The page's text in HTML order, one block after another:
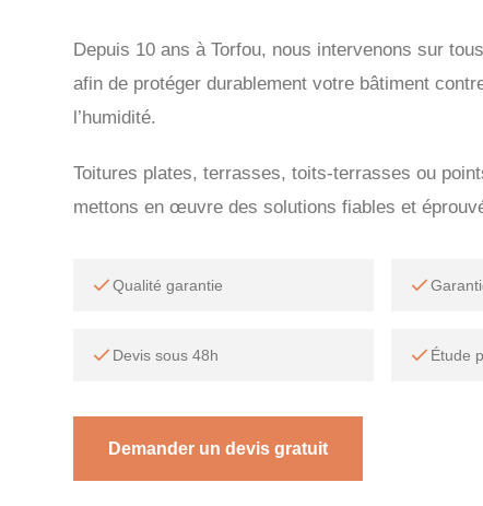
Depuis 10 ans à Torfou, nous intervenons sur
afin de protéger durablement votre bâtiment
l’humidité.
Toitures plates, terrasses, toits-terrasses ou
mettons en œuvre des solutions fiables et
Qualité garantie
Devis sous 48h Étude
Demander un devis gratuit